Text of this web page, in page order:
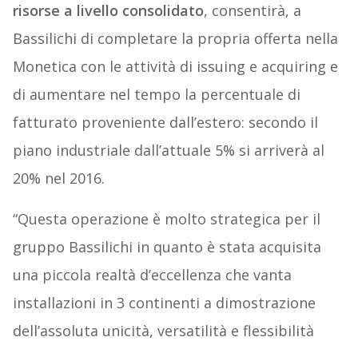
risorse a livello consolidato, consentirà, a
Bassilichi di completare la propria offerta nella
Monetica con le attività di issuing e acquiring e
di aumentare nel tempo la percentuale di
fatturato proveniente dall’estero: secondo il
piano industriale dall’attuale 5% si arriverà al
20% nel 2016.
“Questa operazione è molto strategica per il
gruppo Bassilichi in quanto è stata acquisita
una piccola realtà d’eccellenza che vanta
installazioni in 3 continenti a dimostrazione
dell’assoluta unicità, versatilità e flessibilità